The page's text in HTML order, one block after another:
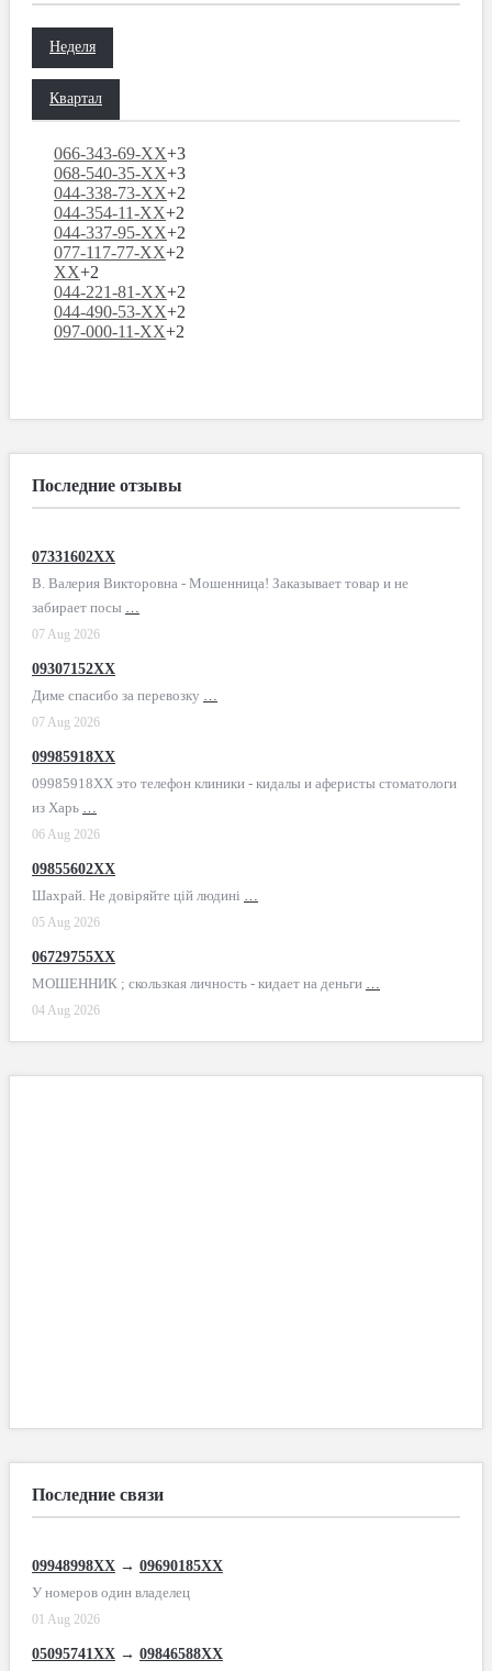
Неделя
Квартал
066-343-69-XX+3
068-540-35-XX+3
044-338-73-XX+2
044-354-11-XX+2
044-337-95-XX+2
077-117-77-XX+2
XX+2
044-221-81-XX+2
044-490-53-XX+2
097-000-11-XX+2
Последние отзывы
07331602XX
В. Валерия Викторовна - Мошенница! Заказывает товар и не
забирает посы …
07 Aug 2026
09307152XX
Диме спасибо за перевозку …
07 Aug 2026
09985918XX
09985918XX это телефон клиники - кидалы и аферисты стоматологи
из Харь …
06 Aug 2026
09855602XX
Шахрай. Не довіряйте цій людині …
05 Aug 2026
06729755XX
МОШЕННИК ; скользкая личность - кидает на деньги …
04 Aug 2026
Последние связи
09948998XX → 09690185XX
У номеров один владелец
01 Aug 2026
05095741XX → 09846588XX